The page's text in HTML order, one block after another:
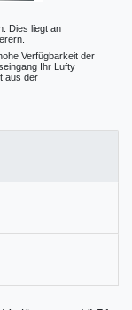
Dies liegt an
Verfügbarkeit der
Ihr Lufty
aus der